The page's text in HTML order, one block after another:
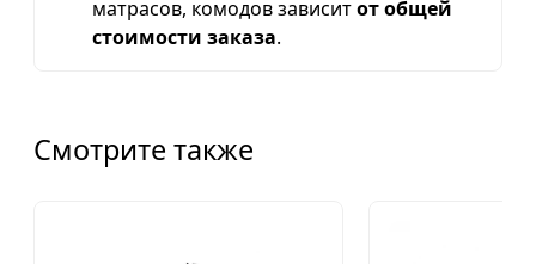
матрасов, комодов зависитот общей
стоимости заказа.
Смотрите также